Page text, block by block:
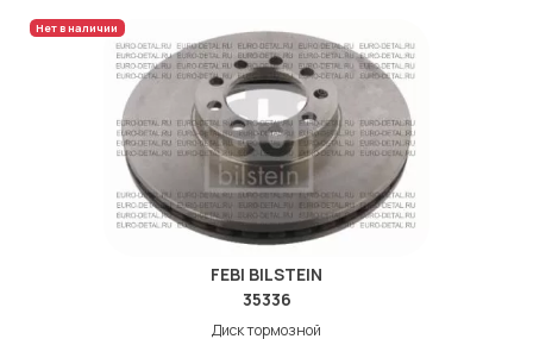
Нет в наличии
FEBI BILSTEIN
35336
Диск тормозной